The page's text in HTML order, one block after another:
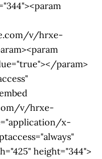
v/hrxe-
param>
v/hrxe-
x-
height="344">